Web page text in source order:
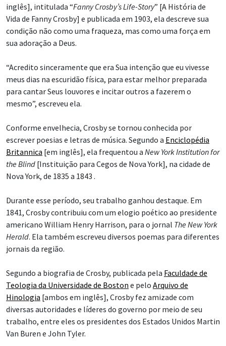
inglês], intitulada “Fanny Crosby’s Life-Story” [A História de
Vida de Fanny Crosby] e publicada em 1903, ela descreve sua
condição não como uma fraqueza, mas como uma força em
sua adoração a Deus.
“Acredito sinceramente que era Sua intenção que eu vivesse
meus dias na escuridão física, para estar melhor preparada
para cantar Seus louvores e incitar outros a fazerem o
mesmo”, escreveu ela.
Conforme envelhecia, Crosby se tornou conhecida por
escrever poesias e letras de música. Segundo a Enciclopédia
Britannica [em inglês], ela frequentou a New York Institution for
the Blind [Instituição para Cegos de Nova York], na cidade de
Nova York, de 1835 a 1843 .
Durante esse período, seu trabalho ganhou destaque. Em
1841, Crosby contribuiu com um elogio poético ao presidente
americano William Henry Harrison, para o jornal The New York
Herald. Ela também escreveu diversos poemas para diferentes
jornais da região.
Segundo a biografia de Crosby, publicada pela Faculdade de
Teologia da Universidade de Boston e pelo Arquivo de
Hinologia [ambos em inglês], Crosby fez amizade com
diversas autoridades e líderes do governo por meio de seu
trabalho, entre eles os presidentes dos Estados Unidos Martin
Van Buren e John Tyler.